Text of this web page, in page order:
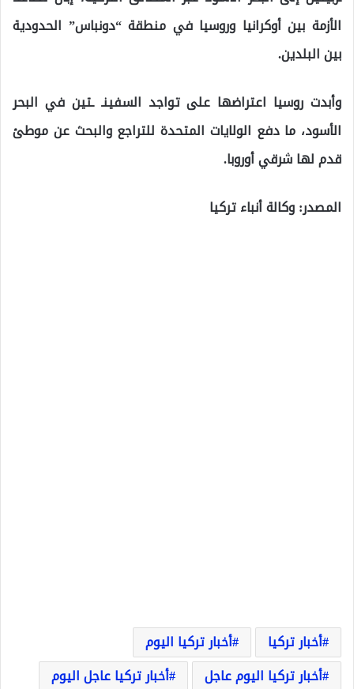
الأزمة بين أوكرانيا وروسيا في منطقة “دونباس” الحدودية
بين البلدين.
وأبدت روسيا اعتراضها على تواجد السفينـ ـتين في البحر
الأسود، ما دفع الولايات المتحدة للتراجع والبحث عن موطئ
قدم لها شرقي أوروبا.
المصدر: وكالة أنباء تركيا
أخبار تركيا
أخبار تركيا اليوم
أخبار تركيا اليوم عاجل
أخبار تركيا عاجل اليوم